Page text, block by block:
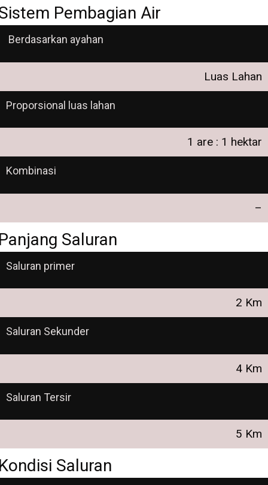
Pembagian Air
Berdasarkan ayahan
Luas Lahan
Proporsional luas lahan
1 are : 1 hektar
Kombinasi
–
Saluran
Saluran primer
2 Km
Saluran Sekunder
4 Km
Saluran Tersir
5 Km
Saluran